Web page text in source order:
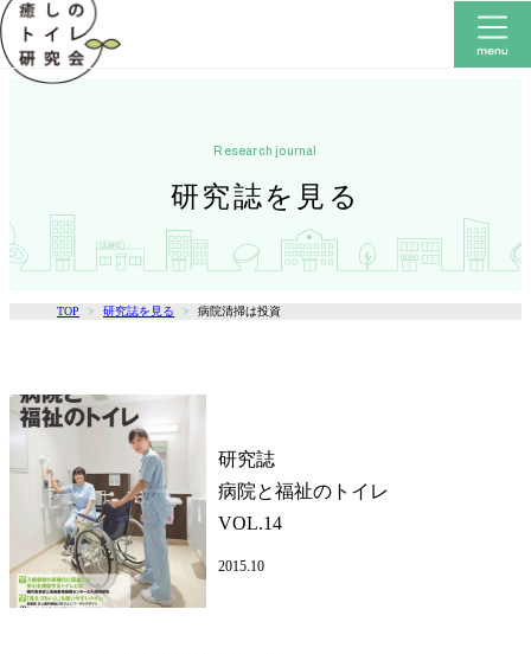
研究誌を見る
research journal
TOP 研究誌を見る 病院清掃は投資
研究誌
病院と福祉のトイレ
VOL.14
2015.10